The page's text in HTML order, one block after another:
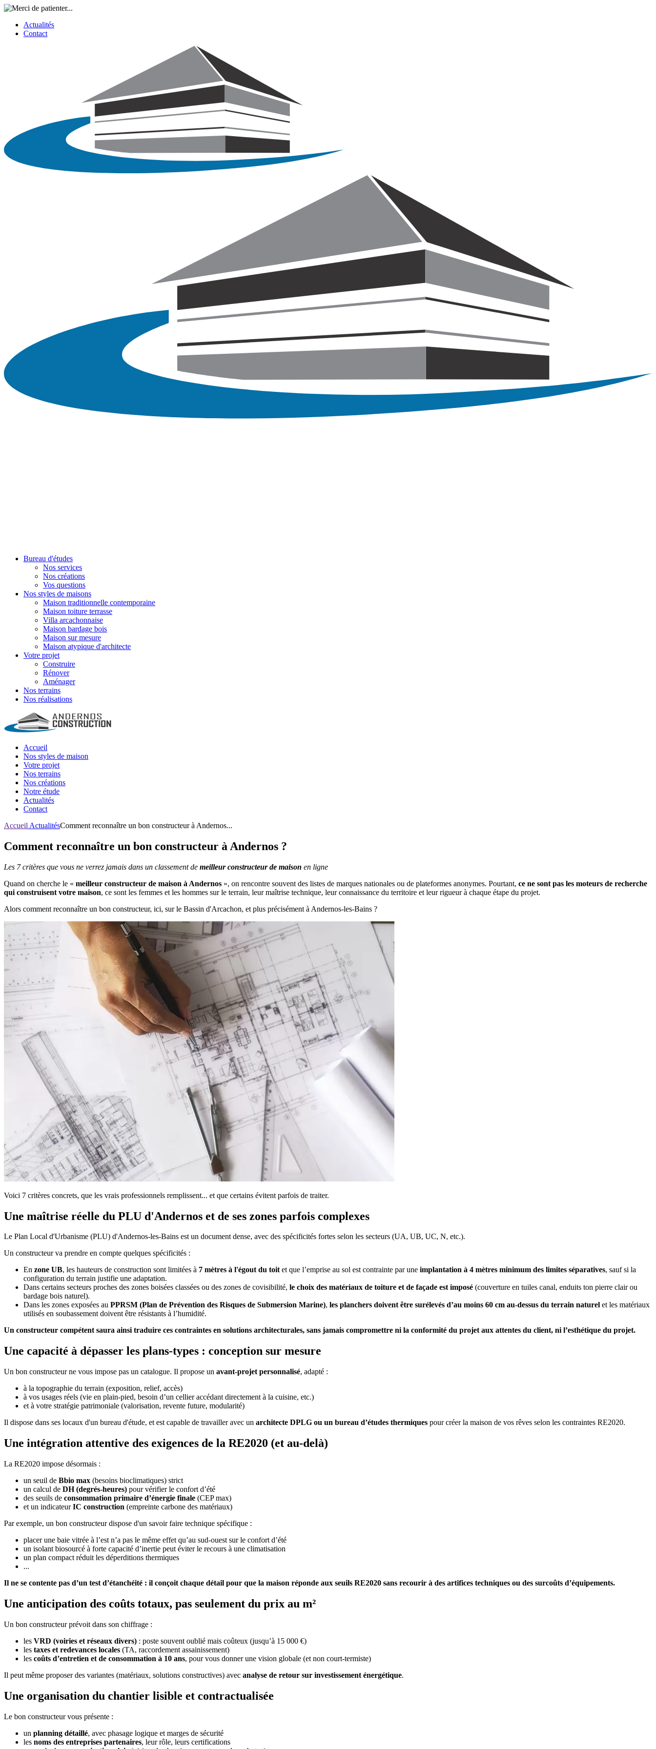
Actualités
Contact
Bureau d'études
Nos services
Nos créations
Vos questions
Nos styles de maisons
Maison traditionnelle contemporaine
Maison toiture terrasse
Villa arcachonnaise
Maison bardage bois
Maison sur mesure
Maison atypique d'architecte
Votre projet
Construire
Rénover
Aménager
Nos terrains
Nos réalisations
Accueil
Nos styles de maison
Votre projet
Nos terrains
Nos créations
Notre étude
Actualités
Contact
Accueil ActualitésComment reconnaître un bon constructeur à Andernos...
Comment reconnaître un bon constructeur à Andernos ?
Les 7 critères que vous ne verrez jamais dans un classement de meilleur constructeur de maison en ligne
Quand on cherche le « meilleur constructeur de maison à Andernos », on rencontre souvent des listes de marques nationales ou de plateformes anonymes. Pourtant, ce ne sont pas les moteurs de recherche
qui construisent votre maison, ce sont les femmes et les hommes sur le terrain, leur maîtrise technique, leur connaissance du territoire et leur rigueur à chaque étape du projet.
Alors comment reconnaître un bon constructeur, ici, sur le Bassin d'Arcachon, et plus précisément à Andernos-les-Bains ?
Voici 7 critères concrets, que les vrais professionnels remplissent... et que certains évitent parfois de traiter.
Une maîtrise réelle du PLU d'Andernos et de ses zones parfois complexes
Le Plan Local d'Urbanisme (PLU) d'Andernos-les-Bains est un document dense, avec des spécificités fortes selon les secteurs (UA, UB, UC, N, etc.).
Un constructeur va prendre en compte quelques spécificités :
En zone UB, les hauteurs de construction sont limitées à 7 mètres à l'égout du toitet que l’emprise au sol est contrainte par une implantation à 4 mètres minimum des limites séparatives, sauf si la
configuration du terrain justifie une adaptation.
Dans certains secteurs proches des zones boisées classées ou des zones de covisibilité, le choix des matériaux de toiture et de façade est imposé (couverture en tuiles canal, enduits ton pierre clair ou
bardage bois naturel).
Dans les zones exposées au PPRSM (Plan de Prévention des Risques de Submersion Marine), les planchers doivent être surélevés d’au moins 60 cm au-dessus du terrain naturel et les matériaux
utilisés en soubassement doivent être résistants à l’humidité.
Un constructeur compétent saura ainsi traduire ces contraintes en solutions architecturales, sans jamais compromettre ni la conformité du projet aux attentes du client, ni l’esthétique du projet.
Une capacité à dépasser les plans-types : conception sur mesure
Un bon constructeur ne vous impose pas un catalogue. Il propose un avant-projet personnalisé, adapté :
à la topographie du terrain (exposition, relief, accès)
à vos usages réels (vie en plain-pied, besoin d’un cellier accédant directement à la cuisine, etc.)
et à votre stratégie patrimoniale (valorisation, revente future, modularité)
Il dispose dans ses locaux d'un bureau d'étude, et est capable de travailler avec un architecte DPLG ou un bureau d’études thermiques pour créer la maison de vos rêves selon les contraintes RE2020.
Une intégration attentive des exigences de la RE2020 (et au-delà)
La RE2020 impose désormais :
un seuil de Bbio max (besoins bioclimatiques) strict
un calcul de DH (degrés-heures) pour vérifier le confort d’été
des seuils de consommation primaire d’énergie finale (CEP max)
et un indicateurIC construction (empreinte carbone des matériaux)
Par exemple, un bon constructeur dispose d'un savoir faire technique spécifique :
placer une baie vitrée à l’est n’a pas le même effet qu’au sud-ouest sur le confort d’été
un isolant biosourcé à forte capacité d’inertie peut éviter le recours à une climatisation
un plan compact réduit les déperditions thermiques
...
Il ne se contente pas d’un test d’étanchéité : il conçoit chaque détail pour que la maison réponde aux seuils RE2020 sans recourir à des artifices techniques ou des surcoûts d’équipements.
Une anticipation des coûts totaux, pas seulement du prix au m²
Un bon constructeur prévoit dans son chiffrage :
les VRD (voiries et réseaux divers) : poste souvent oublié mais coûteux (jusqu’à 15 000 €)
les taxes et redevances locales (TA, raccordement assainissement)
les coûts d’entretien et de consommation à 10 ans, pour vous donner une vision globale (et non court-termiste)
Il peut même proposer des variantes (matériaux, solutions constructives) avec analyse de retour sur investissement énergétique.
Une organisation du chantier lisible et contractualisée
Le bon constructeur vous présente :
un planning détaillé, avec phasage logique et marges de sécurité
les noms des entreprises partenaires, leur rôle, leurs certifications